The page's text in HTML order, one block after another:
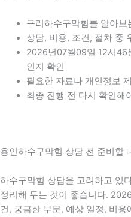
구리하수구막힘를 알아보
상담, 비용, 조건, 절차 중
2026년07월09일 12시46
인지 확인
필요한 자료나 개인정보
최종 진행 전 다시 확인해
용인하수구막힘 상담 전 준비할
하수구막힘 상담을 고려하고 있
정리해 두는 것이 좋습니다.
건, 궁금한 부분, 예상 일정, 비